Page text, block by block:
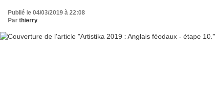
Publié le 04/03/2019 à 22:08
Par thierry